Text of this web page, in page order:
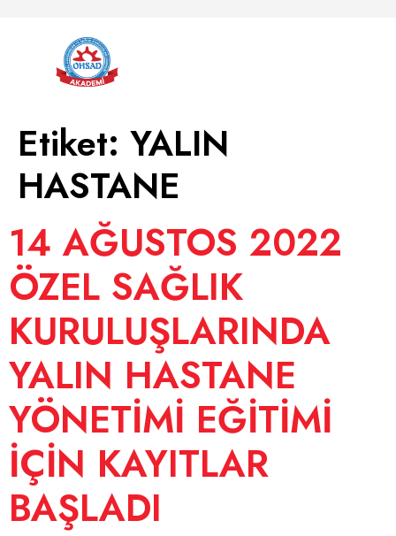
Etiket: YALIN
HASTANE
14 AĞUSTOS 2022
ÖZEL SAĞLIK
KURULUŞLARINDA
YALIN HASTANE
YÖNETİMİ EĞİTİMİ
İÇİN KAYITLAR
BAŞLADI